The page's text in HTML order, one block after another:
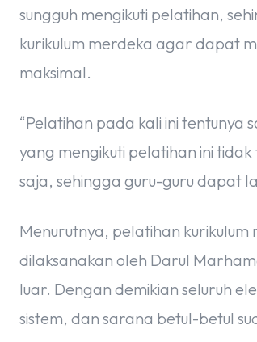
sungguh mengikuti pelatihan,
kurikulum merdeka agar dapat
maksimal.
“Pelatihan pada kali ini tentunya
yang mengikuti pelatihan ini
saja, sehingga guru-guru dapat
Menurutnya, pelatihan
dilaksanakan oleh Darul
luar. Dengan demikian seluruh
sistem, dan sarana betul-betul